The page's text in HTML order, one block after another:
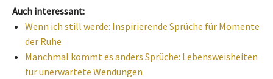
Auch interessant:
Wenn ich still werde: Inspirierende Sprüche für Momente
der Ruhe
Manchmal kommt es anders Sprüche: Lebensweisheiten
für unerwartete Wendungen